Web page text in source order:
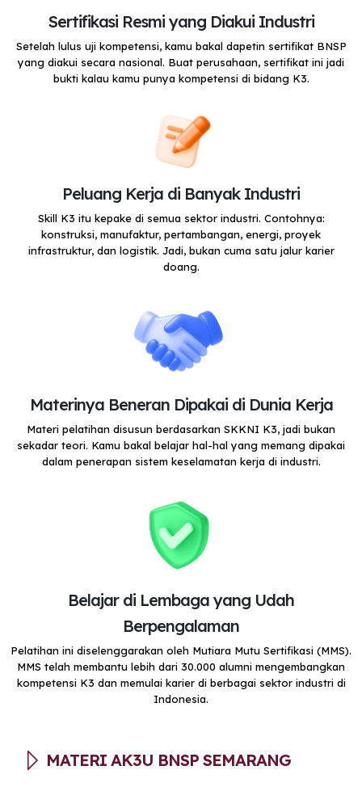
Sertifikasi Resmi yang Diakui Industri
Setelah lulus uji kompetensi, kamu bakal dapetin sertifikat BNSP
yang diakui secara nasional. Buat perusahaan, sertifikat ini jadi
bukti kalau kamu punya kompetensi di bidang K3.
Peluang Kerja di Banyak Industri
Skill K3 itu kepake di semua sektor industri. Contohnya:
konstruksi, manufaktur, pertambangan, energi, proyek
infrastruktur, dan logistik. Jadi, bukan cuma satu jalur karier
doang.
Materinya Beneran Dipakai di Dunia Kerja
Materi pelatihan disusun berdasarkan SKKNI K3, jadi bukan
sekadar teori. Kamu bakal belajar hal-hal yang memang dipakai
dalam penerapan sistem keselamatan kerja di industri.
Belajar di Lembaga yang Udah
Berpengalaman
Pelatihan ini diselenggarakan oleh Mutiara Mutu Sertifikasi (MMS).
MMS telah membantu lebih dari 30.000 alumni mengembangkan
kompetensi K3 dan memulai karier di berbagai sektor industri di
Indonesia.
MATERI AK3U BNSP SEMARANG